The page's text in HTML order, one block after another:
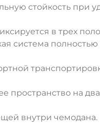
стойкость при
в трех
система
пространство на
внутри чемодана.